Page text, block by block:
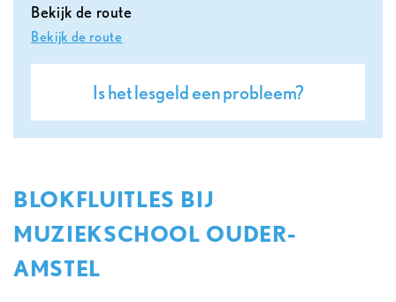
BLOKFLUITLES BIJ
MUZIEKSCHOOL OUDER-
AMSTEL
Bekijk de route
Bekijk de route
Is het lesgeld een probleem?